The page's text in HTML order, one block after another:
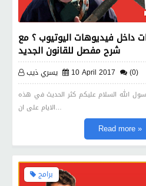
داخل فيديوهات اليوتيوب ؟ مع
شرح مفصل للقانون الجديد
يسري ذيب 10 April 2017 (0)
الله السلام عليكم كثر الحديث في هذه
الايام على ان…
Read more »
برامج